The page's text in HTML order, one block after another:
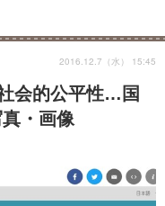
会的公平性…国
・画像
2016.12.7（水） 15:45